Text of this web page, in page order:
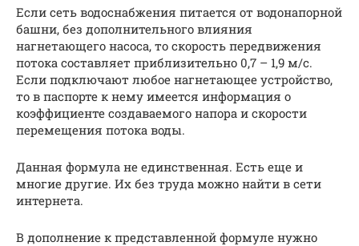
Если сеть водоснабжения питается от водонапорной
башни, без дополнительного влияния
нагнетающего насоса, то скорость передвижения
потока составляет приблизительно 0,7 – 1,9 м/с.
Если подключают любое нагнетающее устройство,
то в паспорте к нему имеется информация о
коэффициенте создаваемого напора и скорости
перемещения потока воды.
Данная формула не единственная. Есть еще и
многие другие. Их без труда можно найти в сети
интернета.
В дополнение к представленной формуле нужно